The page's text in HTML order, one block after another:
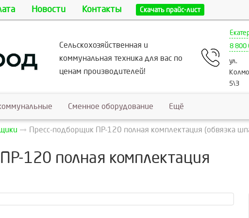
Новости Контакты Скачать прайс-лист
Сельскохозяйственная и
коммунальная техника для вас по
ценам производителей!
8 800
ул.
5\3
Сменное оборудование Ещё
Пресс-подборщик ПР-120 полная комплектация (обвязка
120 полная комплектация